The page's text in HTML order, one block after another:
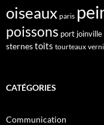
oiseaux paris
poissons port joinville
sternestoits tourteaux
CATÉGORIES
Communication